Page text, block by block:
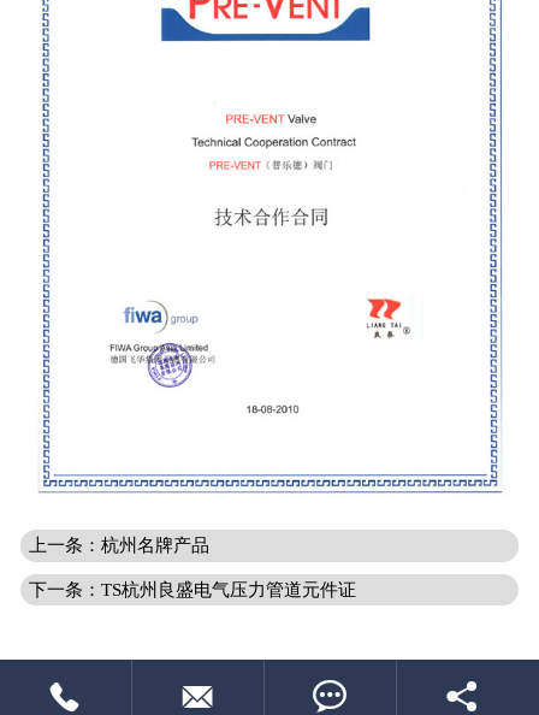
上一条：杭州名牌产品
下一条：TS杭州良盛电气压力管道元件证
   